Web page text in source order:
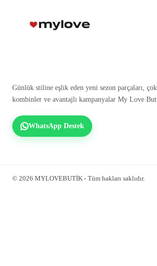
Günlük stiline eşlik eden yeni sezon parçaları, çok
kombinler ve avantajlı kampanyalar My Love
WhatsApp Destek
© 2026 MYLOVEBUTİK - Tüm hakları saklıdır.